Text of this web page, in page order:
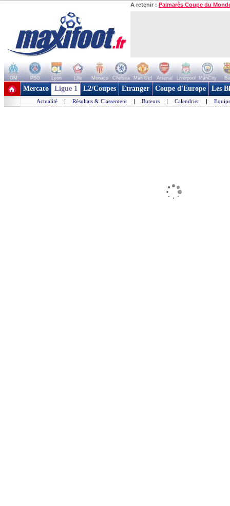
A retenir : Palmarès Coupe du
OM PSG Lyon Lille Monaco Chelsea Man Utd Arsenal Liverpool ManCity
+ de clubs
Mercato Ligue 1 L2/Coupes Etranger Coupe d'Europe Les
Actualité | Résultats & Classement | Buteurs | Calendrier |